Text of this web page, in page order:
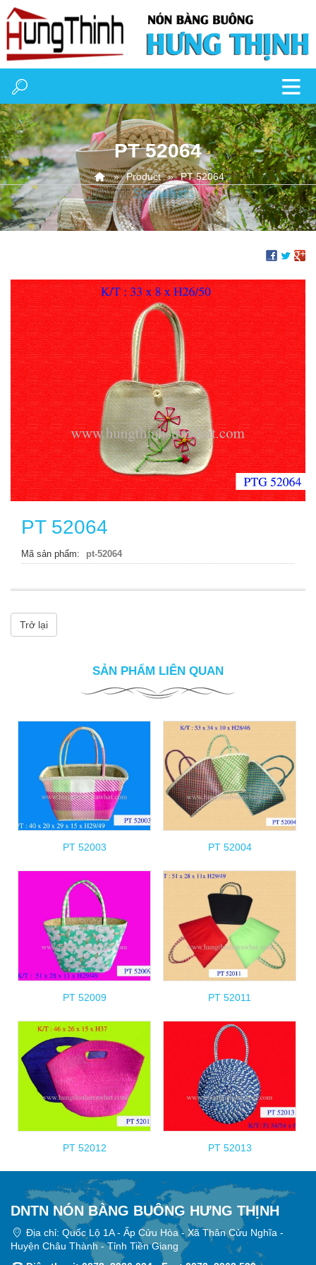
PT 52064
Product PT 52064
PT 52064
Mã sản phẩm pt-52064
Trở lại
SẢN PHẨM LIÊN QUAN
PT 52003 PT 52004
PT 52009 PT 52011
PT 52012 PT 52013
DNTN NÓN BÀNG BUÔNG HƯNG THỊNH
Địa chỉ: Quốc Lộ 1A - Ấp Cửu Hòa - Xã Thân Cửu Nghĩa -
Huyện Châu Thành - Tỉnh Tiền Giang